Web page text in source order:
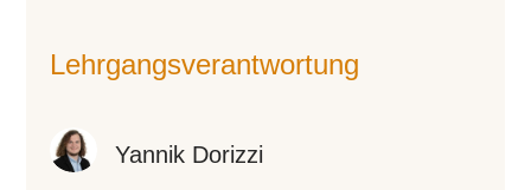
Lehr­gangs­ver­ant­wor­tung
Yannik Dorizzi